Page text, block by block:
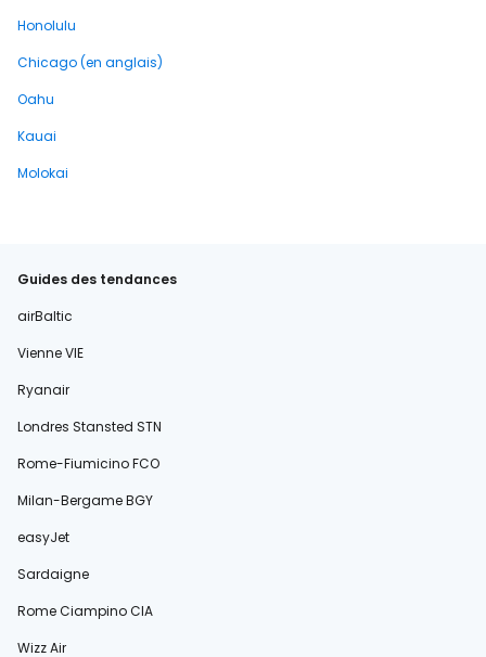
Honolulu
Chicago (en anglais)
Oahu
Kauai
Molokai
Guides des tendances
airBaltic
Vienne VIE
Ryanair
Londres Stansted STN
Rome-Fiumicino FCO
Milan-Bergame BGY
easyJet
Sardaigne
Rome Ciampino CIA
Wizz Air